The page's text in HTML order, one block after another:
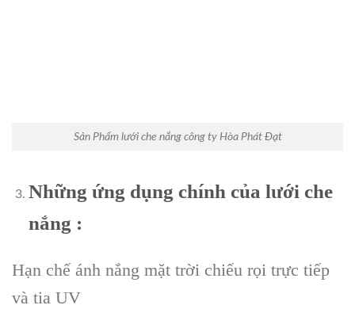
Sản Phẩm lưới che nắng công ty Hòa Phát Đạt
Những ứng dụng chính của lưới che
nắng :
Hạn chế ánh nắng mặt trời chiếu rọi trực tiếp
và tia UV